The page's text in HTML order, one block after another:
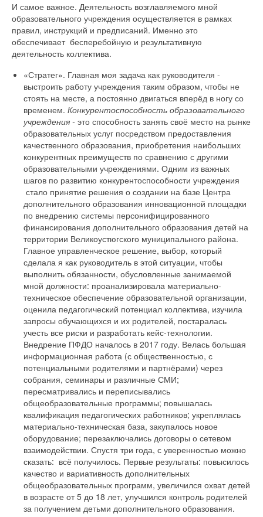
И самое важное. Деятельность возглавляемого мной
образовательного учреждения осуществляется в рамках
правил, инструкций и предписаний. Именно это
обеспечивает бесперебойную и результативную
деятельность коллектива.
«Стратег». Главная моя задача как руководителя -
выстроить работу учреждения таким образом, чтобы не
стоять на месте, а постоянно двигаться вперёд в ногу со
временем. Конкурентоспособность образовательного
учреждения - это способность занять своё место на рынке
образовательных услуг посредством предоставления
качественного образования, приобретения наибольших
конкурентных преимуществ по сравнению с другими
образовательными учреждениями. Одним из важных
шагов по развитию конкурентоспособности учреждения
стало принятие решения о создании на базе Центра
дополнительного образования инновационной площадки
по внедрению системы персонифицированного
финансирования дополнительного образования детей на
территории Великоустюгского муниципального района.
Главное управленческое решение, выбор, который
сделала я как руководитель в этой ситуации, чтобы
выполнить обязанности, обусловленные занимаемой
мной должности: проанализировала материально-
техническое обеспечение образовательной организации,
оценила педагогический потенциал коллектива, изучила
запросы обучающихся и их родителей, постаралась
учесть все риски и разработать кейс-технологии.
Внедрение ПФДО началось в 2017 году. Велась большая
информационная работа (с общественностью, с
потенциальными родителями и партнёрами) через
собрания, семинары и различные СМИ;
пересматривались и переписывались
общеобразовательные программы; повышалась
квалификация педагогических работников; укреплялась
материально-техническая база, закупалось новое
оборудование; перезаключались договоры о сетевом
взаимодействии. Спустя три года, с уверенностью можно
сказать: всё получилось. Первые результаты: повысилось
качество и вариативность дополнительных
общеобразовательных программ, увеличился охват детей
в возрасте от 5 до 18 лет, улучшился контроль родителей
за получением детьми дополнительного образования.